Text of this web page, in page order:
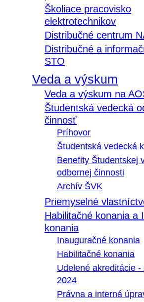
Školiace pracovisko
elektrotechnikov
Distribučné centrum
Distribučné a
STO
Veda a výskum
Veda a výskum na
Študentská vedecká
činnosť
Príhovor
Študentská vedecká
Benefity Študentskej
odbornej činnosti
Archív ŠVK
Priemyselné
Habilitačné konania a
konania
Inauguračné konania
Habilitačné konania
Udelené akreditácie -
2024
Právna a interná